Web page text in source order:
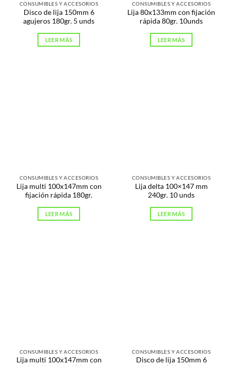
CONSUMIBLES Y ACCESORIOS
Disco de lija 150mm 6
agujeros 180gr. 5 unds
LEER MÁS
CONSUMIBLES Y ACCESORIOS
Lija 80x133mm con fijación
rápida 80gr. 10unds
LEER MÁS
CONSUMIBLES Y ACCESORIOS
Lija multi 100x147mm con
fijación rápida 180gr.
LEER MÁS
CONSUMIBLES Y ACCESORIOS
Lija delta 100×147 mm
240gr. 10 unds
LEER MÁS
CONSUMIBLES Y ACCESORIOS
Lija multi 100x147mm con
CONSUMIBLES Y ACCESORIOS
Disco de lija 150mm 6